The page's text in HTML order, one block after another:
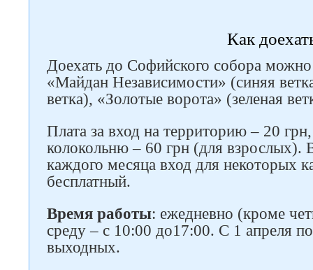
Как
Доехать до Софийского собора
«Майдан Независимости» (синяя
ветка), «Золотые ворота» (зеленая
Плата за вход на территорию – 20
колокольню – 60 грн (для взрослых).
каждого месяца вход для некоторых
бесплатный.
Время работы: ежедневно (кроме
среду – с 10:00 до17:00. С 1 апреля
выходных.